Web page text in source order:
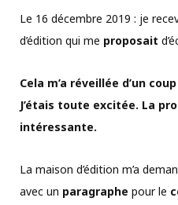
Le 16 décembre 2019 : je
d’édition qui me proposait
Cela m’a réveillée d’un
J’étais toute excitée. La
intéressante.
La maison d’édition m’a
avec un paragraphe pour le